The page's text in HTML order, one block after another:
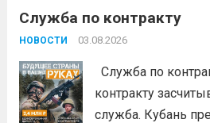
портале:
Служба по контракту
НОВОСТИ 03.08.2026
Служба по
контракту
служба. Кубань